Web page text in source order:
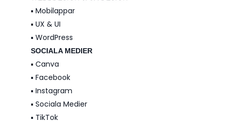
▪️ Mobilappar
▪️ UX & UI
▪️ WordPress
SOCIALA MEDIER
▪️ Canva
▪️ Facebook
▪️ Instagram
▪️ Sociala Medier
▪️ TikTok